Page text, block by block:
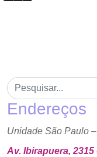
Endereços
Unidade São Paulo
Av. Ibirapuera, 2315